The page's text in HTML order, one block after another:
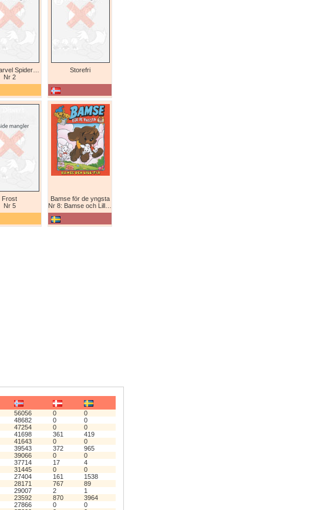
Nr 2
Storefri
Frost
Nr 5
Bamse för de yngsta
Nr 8: Bamse och Lill-Fia
56056 0
0
48682 0
0
47254 0
0
41698 361
419
41643 0
0
39543 372
965
39066 0
0
37714 17
4
31445 0
0
27404 161
1538
28171 767
89
29007 2
1
23592 870
3964
27866 0
0